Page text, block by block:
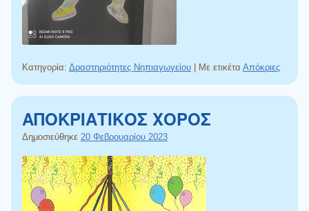
Κατηγορία: Δραστηριότητες Νηπιαγωγείου Με ετικέτα Απόκριες
AΠΟΚΡΙΑΤΙΚΟΣ ΧΟΡΟΣ
Δημοσιεύθηκε 20 Φεβρουαρίου 2023